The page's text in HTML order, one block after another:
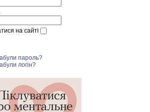
на сайті
пароль?
логін?